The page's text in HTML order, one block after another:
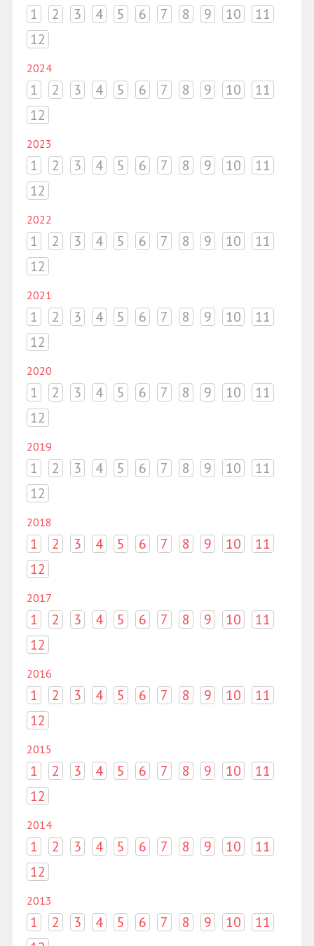
1 2 3 4 5 6 7 8 9 10
11
12
2024
1 2 3 4 5 6 7 8 9 10
11
12
2023
1 2 3 4 5 6 7 8 9 10
11
12
2022
1 2 3 4 5 6 7 8 9 10
11
12
2021
1 2 3 4 5 6 7 8 9 10
11
12
2020
1 2 3 4 5 6 7 8 9 10
11
12
2019
1 2 3 4 5 6 7 8 9 10
11
12
2018
1 2 3 4 5 6 7 8 9 10
11
12
2017
1 2 3 4 5 6 7 8 9 10
11
12
2016
1 2 3 4 5 6 7 8 9 10
11
12
2015
1 2 3 4 5 6 7 8 9 10
11
12
2014
1 2 3 4 5 6 7 8 9 10
11
12
2013
1 2 3 4 5 6 7 8 9 10
11